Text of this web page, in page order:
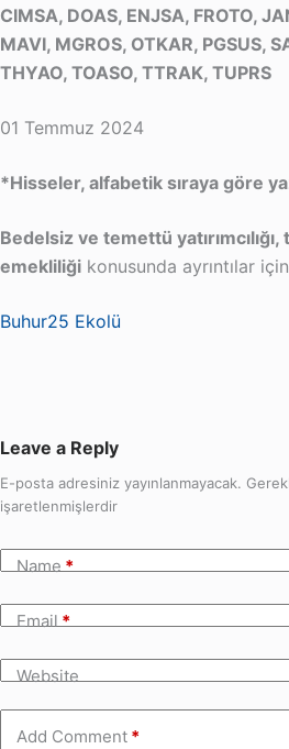
CIMSA, DOAS, ENJSA, FROTO,
MAVI, MGROS, OTKAR, PGSUS,
THYAO, TOASO, TTRAK, TUPRS
01 Temmuz 2024
*Hisseler, alfabetik sıraya göre
Bedelsiz ve temettü
emekliliği konusunda ayrıntılar
Buhur25 Ekolü
Leave a Reply
E-posta adresiniz yayınlanmayacak.
işaretlenmişlerdir
Name*
Email*
Website
Add Comment *